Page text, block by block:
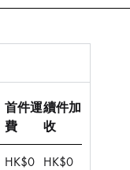
首件運
費
續件加
收
HK$0 HK$0